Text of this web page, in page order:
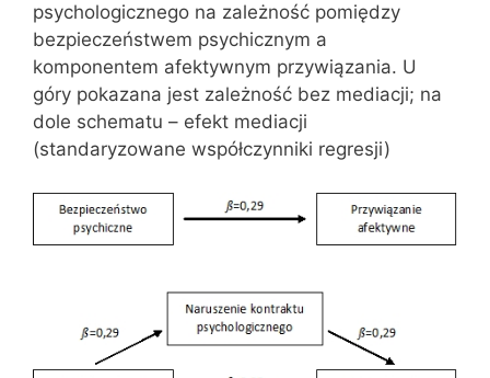
psychologicznego na zależność pomiędzy
bezpieczeństwem psychicznym a
komponentem afektywnym przywiązania. U
góry pokazana jest zależność bez mediacji; na
dole schematu – efekt mediacji
(standaryzowane współczynniki regresji)